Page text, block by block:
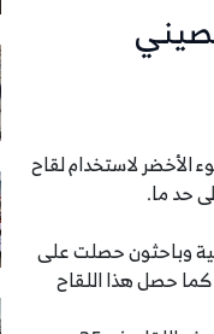
الصيني حصل على الضوء الأخضر لاستخدام لقاح
حد ما.
شركات صينية وباحثون حصلت على
فيروس كورونا. كما حصل هذا اللقاح